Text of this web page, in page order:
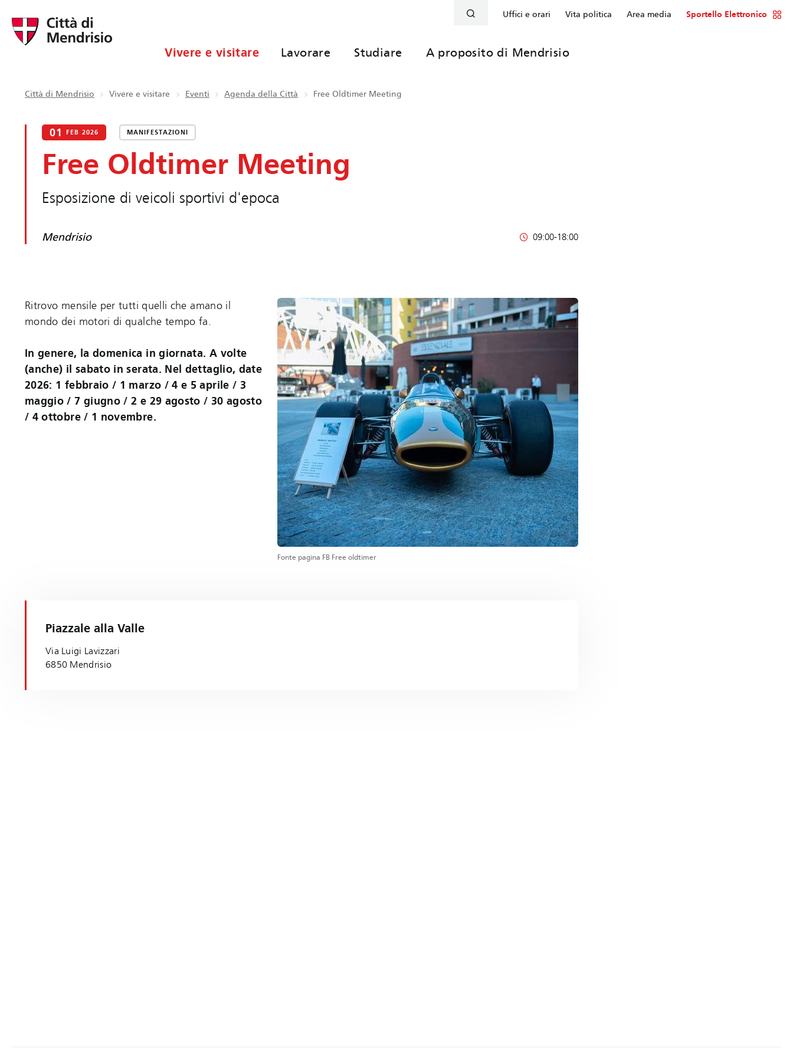
Uffici e orari Vita politica Area media Sportello Elettronico
Vivere e visitare Lavorare Studiare A proposito di Mendrisio
Città di Mendrisio Vivere e visitare Eventi Agenda della Città Free Oldtimer Meeting
01 FEB 2026 MANIFESTAZIONI
Free Oldtimer Meeting
Esposizione di veicoli sportivi d'epoca
Mendrisio 09:00-18:00
Fonte pagina FB Free oldtimer
Ritrovo mensile per tutti quelli che amano il
mondo dei motori di qualche tempo fa.
In genere, la domenica in giornata. A volte
(anche) il sabato in serata. Nel dettaglio, date
2026: 1 febbraio / 1 marzo / 4 e 5 aprile / 3
maggio / 7 giugno / 2 e 29 agosto / 30 agosto
/ 4 ottobre / 1 novembre.
Piazzale alla Valle
Via Luigi Lavizzari
6850 Mendrisio